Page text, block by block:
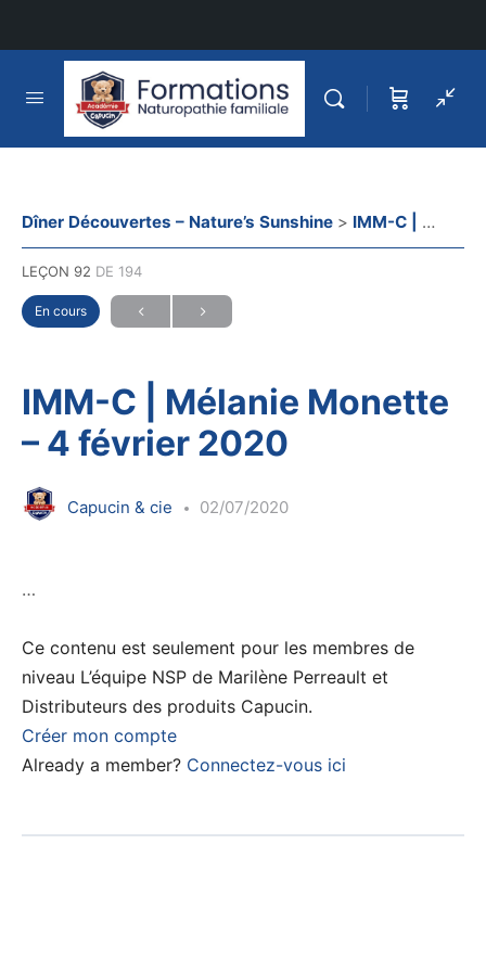
Dîner Découvertes – Nature’s Sunshine IMM-C | Mélanie Monette – 4 février 2020
LEÇON 92 DE 194
En cours
IMM-C | Mélanie Monette
– 4 février 2020
Capucin & cie 02/07/2020
…
Ce contenu est seulement pour les membres de
niveau L’équipe NSP de Marilène Perreault et
Distributeurs des produits Capucin.
Créer mon compte
Already a member? Connectez-vous ici